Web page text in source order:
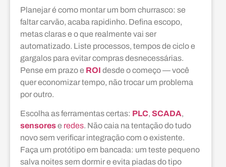
Planejar é como montar um bom churrasco: se
faltar carvão, acaba rapidinho. Defina escopo,
metas claras e o que realmente vai ser
automatizado. Liste processos, tempos de ciclo e
gargalos para evitar compras desnecessárias.
Pense em prazo e ROI desde o começo — você
quer economizar tempo, não trocar um problema
por outro.
Escolha as ferramentas certas: PLC, SCADA,
sensorese redes. Não caia na tentação do tudo
novo sem verificar integração com o existente.
Faça um protótipo em bancada: um teste pequeno
salva noites sem dormir e evita piadas do tipo